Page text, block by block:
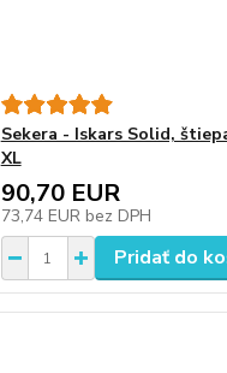
Sekera - Iskars Solid,
XL
90,70 EUR
73,74 EUR bez DPH
Pridať do